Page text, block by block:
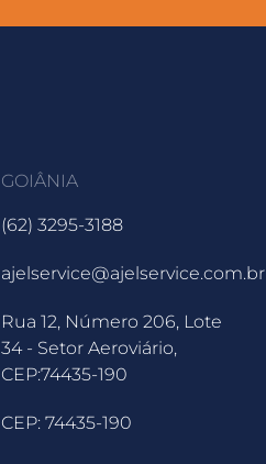
GOIÂNIA
(62) 3295-3188
ajelservice@ajelservice.com.br
Rua 12, Número 206, Lote
34 - Setor Aeroviário,
CEP:74435-190
CEP: 74435-190